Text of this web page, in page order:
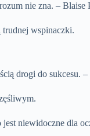
nie zna. – Blaise
wspinaczki.
drogi do sukcesu.
niewidoczne dla